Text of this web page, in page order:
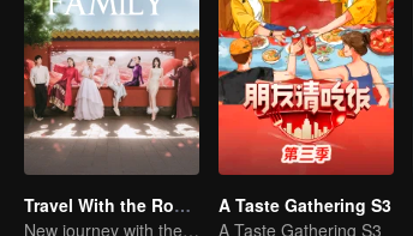
Travel With the Royal Family
New journey with the queen and concubines
A Taste Gathering S3
A Taste Gathering S3